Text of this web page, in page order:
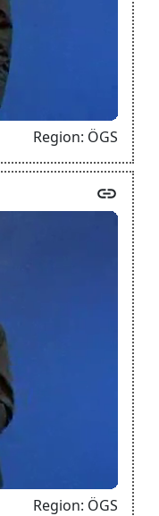
Region: ÖGS
link
Region: ÖGS